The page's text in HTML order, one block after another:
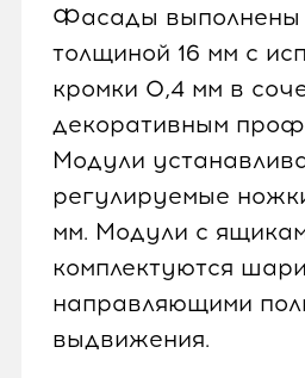
Фасады
толщиной 16 мм с
кромки 0,4 мм в
декоративным
Модули
регулируемые
мм. Модули с
комплектуются
направляющими
выдвижения.